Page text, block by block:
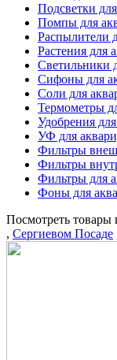
Подсветки
Помпы для
Распылители
Растения для
Светильники
Сифоны для
Соли для
Термометры
Удобрения
УФ для
Фильтры
Фильтры
Фильтры для
Фоны для
Посмотреть товары
, Сергиевом Посаде